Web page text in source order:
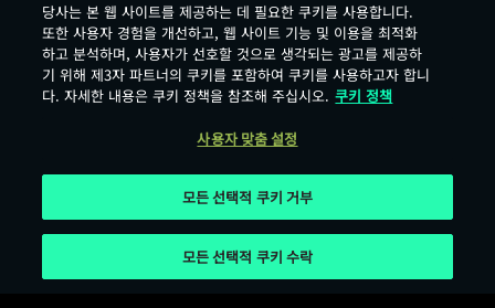
당사는 본 웹 사이트를 제공하는 데 필요한 쿠키를 사용합니다.
또한 사용자 경험을 개선하고, 웹 사이트 기능 및 이용을 최적화
하고 분석하며, 사용자가 선호할 것으로 생각되는 광고를 제공하
기 위해 제3자 파트너의 쿠키를 포함하여 쿠키를 사용하고자 합니
다. 자세한 내용은 쿠키 정책을 참조해 주십시오. 쿠키 정책
사용자 맞춤 설정
모든 선택적 쿠키 거부
모든 선택적 쿠키 수락